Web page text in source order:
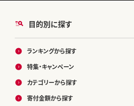
目的別に探す
ランキングから探す
特集・キャンペーン
カテゴリーから探す
寄付金額から探す